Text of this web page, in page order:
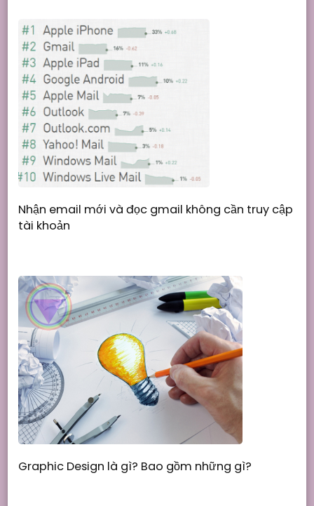
Nhận email mới và đọc gmail không cần truy cập
tài khoản
Graphic Design là gì? Bao gồm những gì?